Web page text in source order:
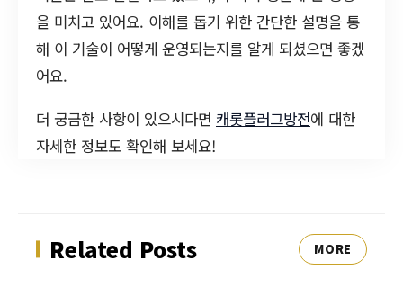
을 미치고 있어요. 이해를 돕기 위한 간단한 설명을 통
해 이 기술이 어떻게 운영되는지를 알게 되셨으면 좋겠
어요.
더 궁금한 사항이 있으시다면 캐롯플러그방전에 대한
자세한 정보도 확인해 보세요!
Related Posts MORE